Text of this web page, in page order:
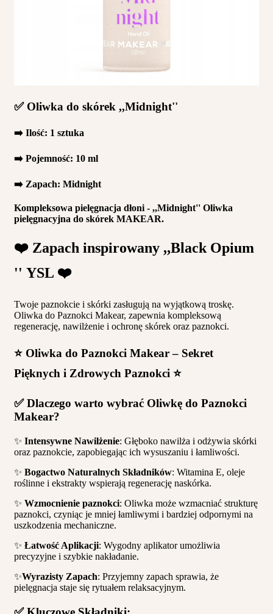
✅ Oliwka do skórek ,,Midnight''
➡️ Ilość: 1 sztuka
➡️ Pojemność: 10 ml
➡️ Zapach: Midnight
Kompleksowa pielęgnacja dłoni - ,,Midnight'' Oliwka
pielęgnacyjna do skórek MAKEAR.
❤️ Zapach inspirowany ,,Black Opium
'' YSL ❤️
Twoje paznokcie i skórki zasługują na wyjątkową troskę.
Oliwka do Paznokci Makear, zapewnia kompleksową
regenerację, nawilżenie i ochronę skórek oraz paznokci.
⭐️ Oliwka do Paznokci Makear – Sekret
Pięknych i Zdrowych Paznokci ⭐️
✅ Dlaczego warto wybrać Oliwkę do Paznokci
Makear?
✨ Intensywne Nawilżenie: Głęboko nawilża i odżywia skórki
oraz paznokcie, zapobiegając ich wysuszaniu i łamliwości.
✨ Bogactwo Naturalnych Składników: Witamina E, oleje
roślinne i ekstrakty wspierają regenerację naskórka.
✨ Wzmocnienie paznokci: Oliwka może wzmacniać strukturę
paznokci, czyniąc je mniej łamliwymi i bardziej odpornymi na
uszkodzenia mechaniczne.
✨ Łatwość Aplikacji: Wygodny aplikator umożliwia
precyzyjne i szybkie nakładanie.
✨Wyrazisty Zapach: Przyjemny zapach sprawia, że
pielęgnacja staje się rytuałem relaksacyjnym.